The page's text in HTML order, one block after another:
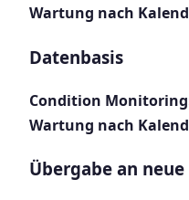
Wartung nach
Datenbasis
Condition
Wartung nach
Übergabe an